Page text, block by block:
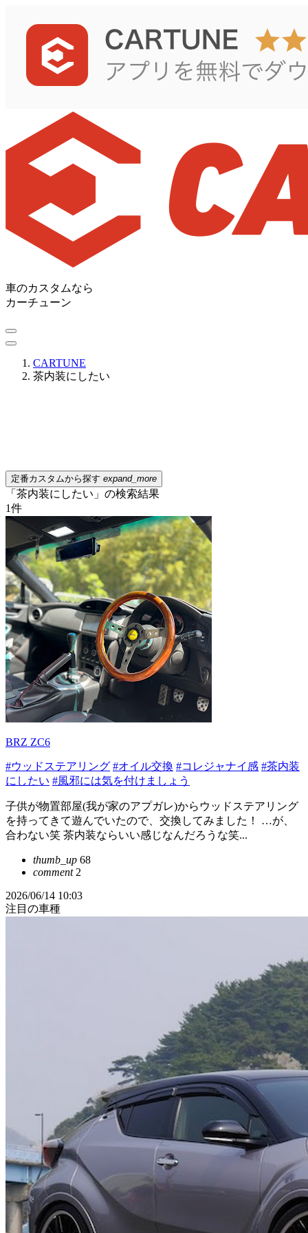
車のカスタムなら
カーチューン
CARTUNE
茶内装にしたい
定番カスタムから探す expand_more
「茶内装にしたい」の検索結果
1件
BRZ ZC6
#ウッドステアリング #オイル交換 #コレジャナイ感 #茶内装
にしたい #風邪には気を付けましょう
子供が物置部屋(我が家のアプガレ)からウッドステアリング
を持ってきて遊んでいたので、交換してみました！ …が、
合わない笑 茶内装ならいい感じなんだろうな笑...
thumb_up 68
comment2
2026/06/14 10:03
注目の車種